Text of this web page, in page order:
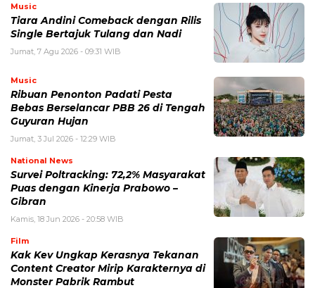
Music
Tiara Andini Comeback dengan Rilis
Single Bertajuk Tulang dan Nadi
Jumat, 7 Agu 2026 - 09:31 WIB
Music
Ribuan Penonton Padati Pesta
Bebas Berselancar PBB 26 di Tengah
Guyuran Hujan
Jumat, 3 Jul 2026 - 12:29 WIB
National News
Survei Poltracking: 72,2% Masyarakat
Puas dengan Kinerja Prabowo –
Gibran
Kamis, 18 Jun 2026 - 20:58 WIB
Film
Kak Kev Ungkap Kerasnya Tekanan
Content Creator Mirip Karakternya di
Monster Pabrik Rambut